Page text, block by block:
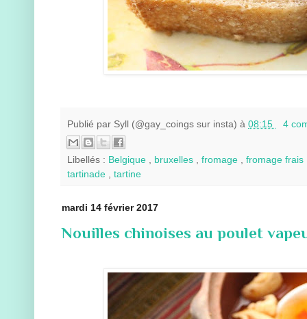
Publié par Syll (@gay_coings sur insta) à 08:15 4
Libellés : Belgique bruxelles fromage fromage frais
tartinade
tartine
mardi 14 février 2017
Nouilles chinoises au poulet